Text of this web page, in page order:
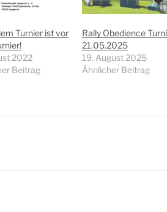
Turnier ist vor
2022
Beitrag
Rally Obedience
21.05.2025
19. August 2025
Ähnlicher Beitrag